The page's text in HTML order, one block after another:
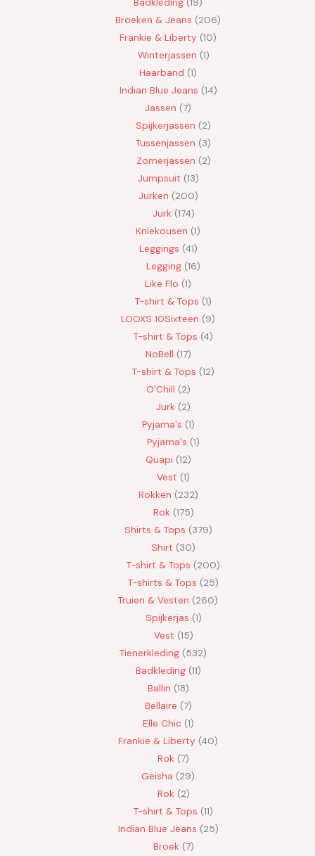
Broeken & Jeans
206
Frankie & Liberty 10
Winterjassen 1
Haarband 1
Indian Blue Jeans 14
Jassen 7
Spijkerjassen
2
Tussenjassen
3
Zomerjassen 2
Jumpsuit 13
Jurken 200
Jurk 174
Kniekousen 1
Leggings 41
Legging 16
Like Flo 1
T-shirt & Tops 1
LOOXS 10Sixteen
9
T-shirt & Tops 4
NoBell 17
T-shirt & Tops 12
O'Chill 2
Jurk 2
Pyjama's 1
Pyjama's 1
Quapi 12
Vest 1
Rokken 232
Rok 175
Shirts & Tops 379
Shirt
30
T-shirt & Tops
200
T-shirts & Tops
25
Truien & Vesten
260
Spijkerjas 1
Vest 15
Tienerkleding 532
Badkleding 11
Ballin 18
Bellaire 7
Elle Chic 1
Frankie & Liberty 40
Rok 7
Geisha
29
Rok 2
T-shirt & Tops 11
Indian Blue Jeans 25
Broek 7